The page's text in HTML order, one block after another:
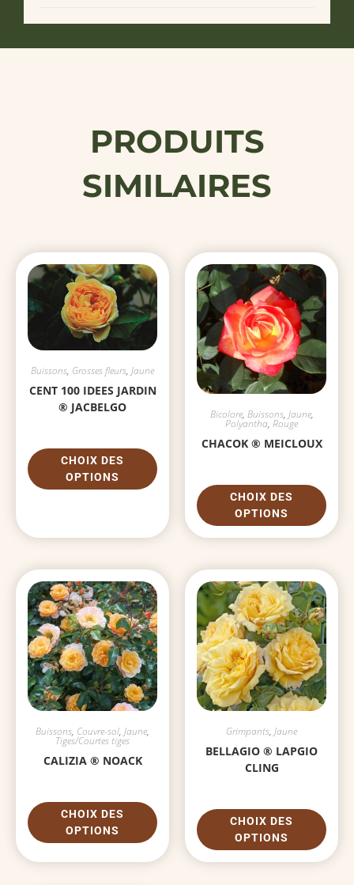
PRODUITS
SIMILAIRES
Buissons, Grosses fleurs, Jaune
CENT 100 IDEES JARDIN
® JACBELGO
CHOIX DES
OPTIONS
Bicolore, Buissons, Jaune,
Polyantha, Rouge
CHACOK ® MEICLOUX
CHOIX DES
OPTIONS
Buissons, Couvre-sol, Jaune,
Tiges/Courtes tiges
CALIZIA ® NOACK
CHOIX DES
OPTIONS
Grimpants, Jaune
BELLAGIO ® LAPGIO
CLING
CHOIX DES
OPTIONS